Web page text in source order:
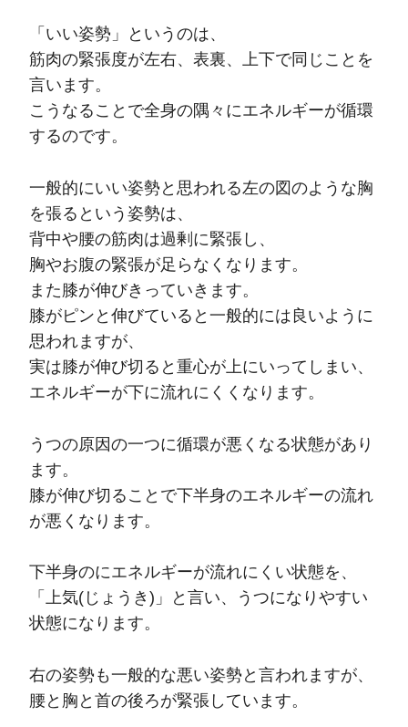
「いい姿勢」というのは、
筋肉の緊張度が左右、表裏、上下で同じことを
言います。
こうなることで全身の隅々にエネルギーが循環
するのです。
一般的にいい姿勢と思われる左の図のような胸
を張るという姿勢は、
背中や腰の筋肉は過剰に緊張し、
胸やお腹の緊張が足らなくなります。
また膝が伸びきっていきます。
膝がピンと伸びていると一般的には良いように
思われますが、
実は膝が伸び切ると重心が上にいってしまい、
エネルギーが下に流れにくくなります。
うつの原因の一つに循環が悪くなる状態があり
ます。
膝が伸び切ることで下半身のエネルギーの流れ
が悪くなります。
下半身のにエネルギーが流れにくい状態を、
「上気(じょうき)」と言い、うつになりやすい
状態になります。
右の姿勢も一般的な悪い姿勢と言われますが、
腰と胸と首の後ろが緊張しています。